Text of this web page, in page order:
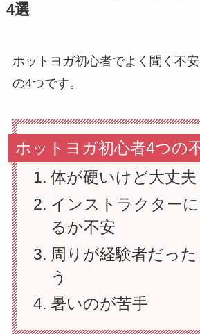
4選
ホットヨガ初心者でよく聞く不
の4つです。
ホットヨガ初心者4つの
体が硬いけど大丈夫
インストラクター
るか不安
周りが経験者だっ
う
暑いのが苦手